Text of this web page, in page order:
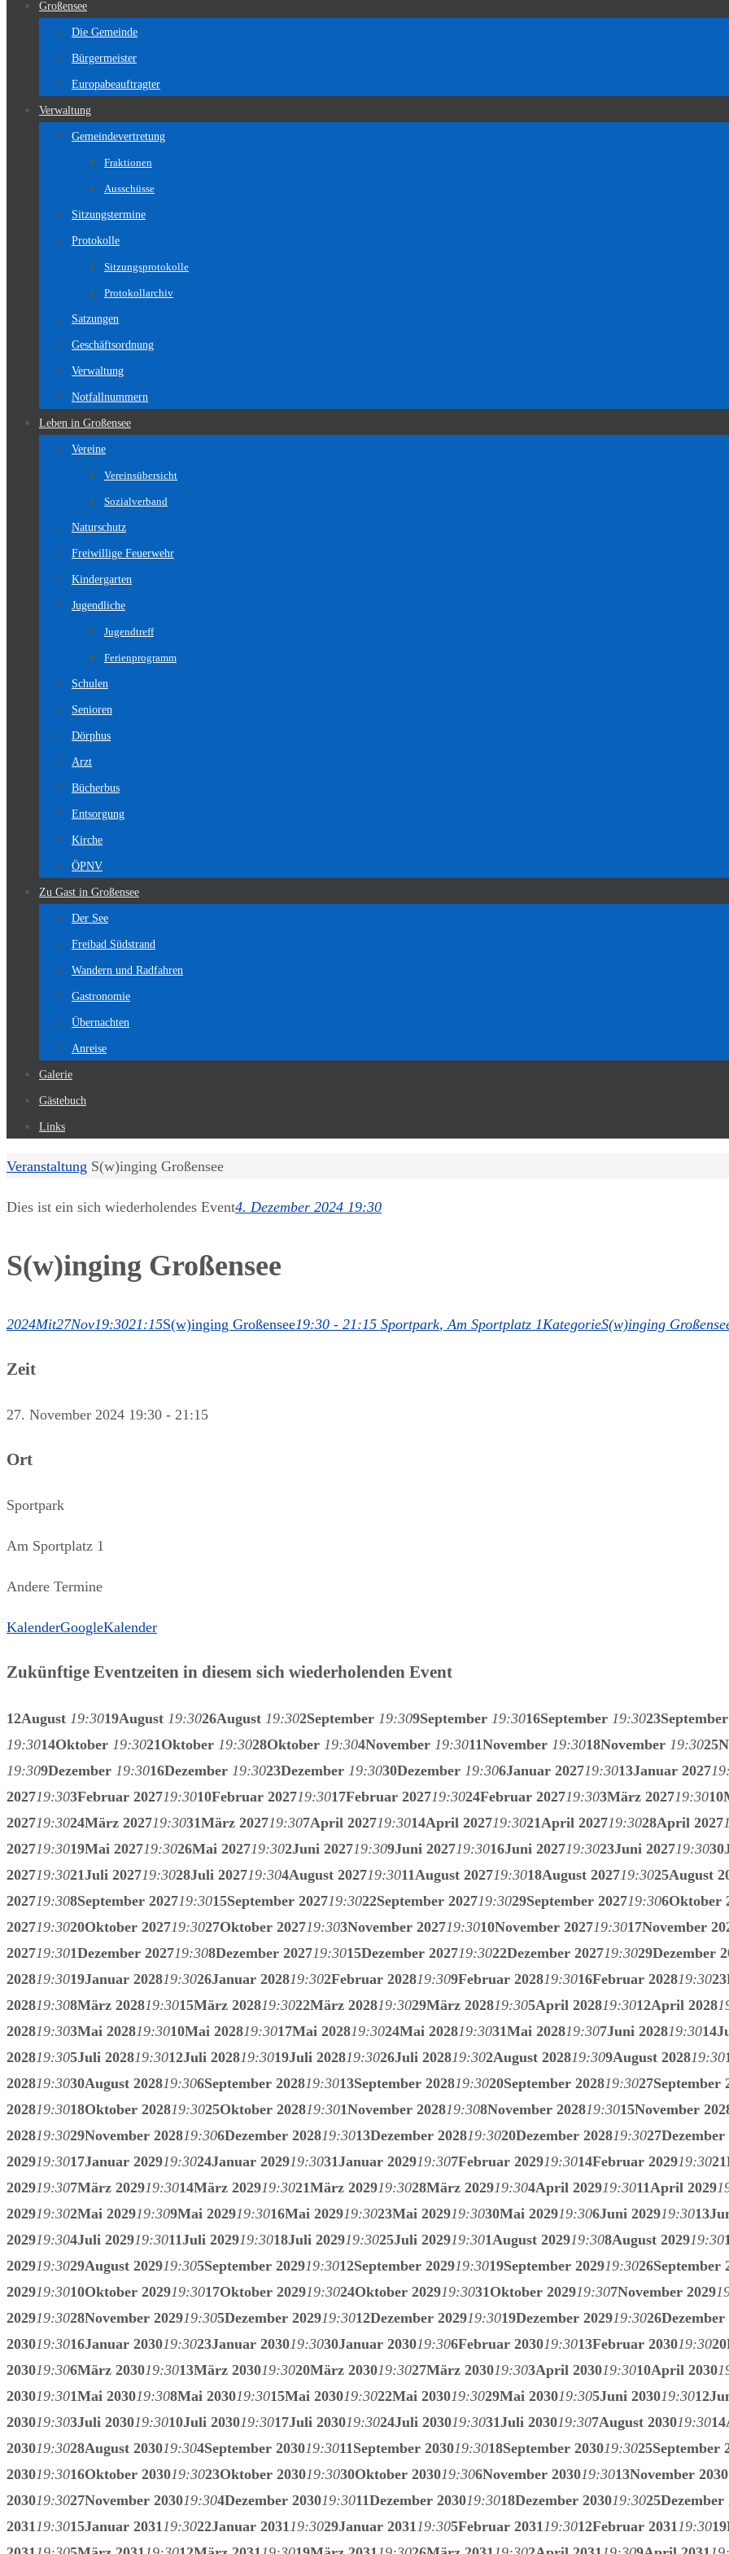
Großensee
Die Gemeinde
Bürgermeister
Europabeauftragter
Verwaltung
Gemeindevertretung
Fraktionen
Ausschüsse
Sitzungstermine
Protokolle
Sitzungsprotokolle
Protokollarchiv
Satzungen
Geschäftsordnung
Verwaltung
Notfallnummern
Leben in Großensee
Vereine
Vereinsübersicht
Sozialverband
Naturschutz
Freiwillige Feuerwehr
Kindergarten
Jugendliche
Jugendtreff
Ferienprogramm
Schulen
Senioren
Dörphus
Arzt
Bücherbus
Entsorgung
Kirche
ÖPNV
Zu Gast in Großensee
Der See
Freibad Südstrand
Wandern und Radfahren
Gastronomie
Übernachten
Anreise
Galerie
Gästebuch
Links
Start
Veranstaltung S(w)inging Großensee
Dies ist ein sich wiederholendes Event4. Dezember 2024 19:30
S(w)inging Großensee
2024Mit27Nov19:3021:15S(w)inging Großensee19:30 - 21:15 Sportpark, Am Sportplatz 1KategorieS(w)inging
Zeit
27. November 2024 19:30 - 21:15
Ort
Sportpark
Am Sportplatz 1
Andere Termine
KalenderGoogleKalender
Zukünftige Eventzeiten in diesem sich wiederholenden Event
12August 19:3019August 19:3026August 19:302September 19:309September 19:3016September 19:3023
19:3014Oktober 19:3021 Oktober 19:3028Oktober 19:304November 19:3011November 19:3018November 19:3025
19:309Dezember 19:3016Dezember 19:3023Dezember 19:3030Dezember 19:306Januar 202719:3013Januar 2027
202719:303Februar 202719:3010Februar 202719:3017Februar 202719:3024Februar 202719:303März 202719:3010
202719:3024März 202719:3031März 202719:307April 202719:3014April 202719:3021 April 202719:3028April 2027
202719:3019Mai 202719:3026Mai 202719:302Juni 202719:309Juni 202719:3016Juni 202719:3023Juni 202719:3030
202719:3021Juli 202719:3028Juli 202719:304August 202719:3011 August 202719:3018August 202719:3025August
202719:308September 202719:3015September 202719:3022September 202719:3029September 202719:306Oktober
202719:3020Oktober 202719:3027Oktober 202719:303November 202719:3010November 202719:3017November
202719:301Dezember 202719:308Dezember 202719:3015Dezember 202719:3022Dezember 202719:3029Dezember
202819:3019Januar 202819:3026Januar 202819:302Februar 202819:309Februar 202819:3016Februar 202819:3023
202819:308März 202819:3015März 202819:3022März 202819:3029März 202819:305April 202819:3012April 2028
202819:303Mai 202819:3010Mai 202819:3017Mai 202819:3024Mai 202819:3031Mai 202819:307Juni 202819:3014
202819:305Juli 202819:3012Juli 202819:3019Juli 202819:3026Juli 202819:302August 202819:309August 202819:30
202819:3030August 202819:306September 202819:3013September 202819:3020September 202819:3027September
202819:3018Oktober 202819:3025Oktober 202819:301November 202819:308November 202819:3015November
202819:3029November 202819:306Dezember 202819:3013Dezember 202819:3020Dezember 202819:3027Dezember
202919:3017Januar 202919:3024Januar 202919:3031Januar 202919:307Februar 202919:3014Februar 202919:3021
202919:307März 202919:3014März 202919:3021März 202919:3028März 202919:304April 202919:3011 April 2029
202919:302Mai 202919:309Mai 202919:3016Mai 202919:3023Mai 202919:3030Mai 202919:306Juni 202919:3013
202919:304Juli 202919:3011Juli 202919:3018Juli 202919:3025Juli 202919:301 August 202919:308August 202919:30
202919:3029August 202919:305September 202919:3012September 202919:3019September 202919:3026September
202919:3010Oktober 202919:3017Oktober 202919:3024Oktober 202919:3031 Oktober 202919:307November 2029
202919:3028November 202919:305Dezember 202919:3012Dezember 202919:3019Dezember 202919:3026Dezember
203019:3016Januar 203019:3023Januar 203019:3030Januar 203019:306Februar 203019:3013Februar 203019:3020
203019:306März 203019:3013März 203019:3020März 203019:3027März 203019:303April 203019:3010April 2030
203019:301Mai 203019:308Mai 203019:3015Mai 203019:3022Mai 203019:3029Mai 203019:305Juni 203019:3012
203019:303Juli 203019:3010Juli 203019:3017Juli 203019:3024Juli 203019:3031Juli 203019:307August 203019:3014
203019:3028August 203019:304September 203019:3011 September 203019:3018September 203019:3025September
203019:3016Oktober 203019:3023Oktober 203019:3030Oktober 203019:306November 203019:3013November 2030
203019:3027November 203019:304Dezember 203019:3011Dezember 203019:3018Dezember 203019:3025Dezember
2031 19:3015Januar 2031 19:3022Januar 2031 19:3029Januar 2031 19:305Februar 2031 19:3012Februar 2031 19:3019